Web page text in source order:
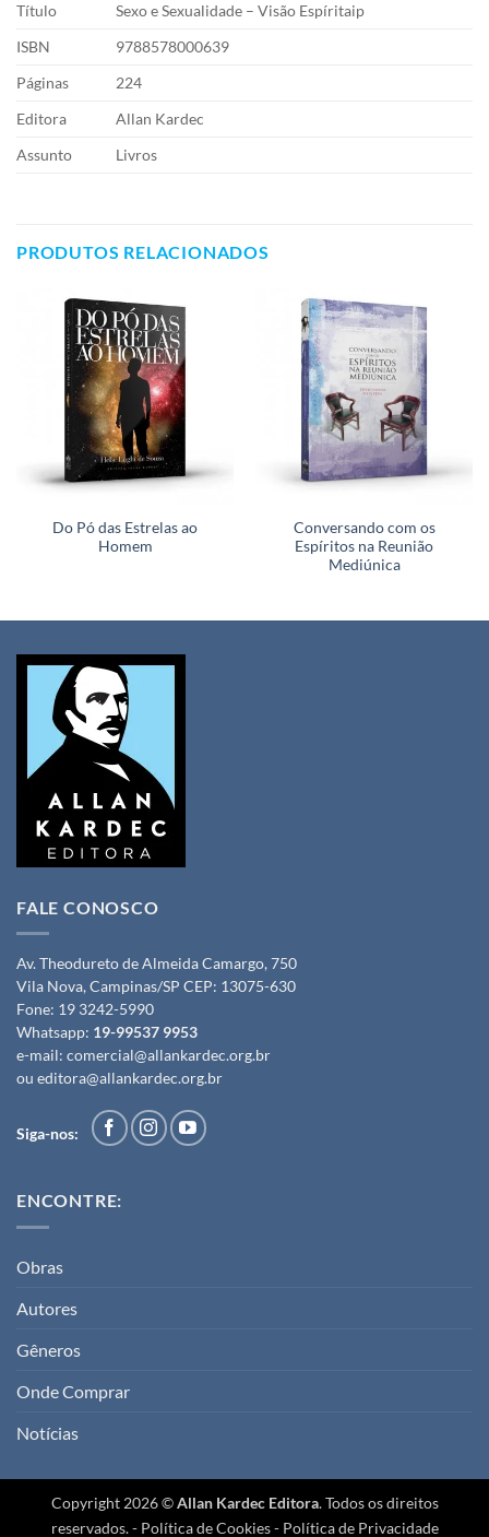
Título
Sexo e Sexualidade – Visão Espíritaip
ISBN
9788578000639
Páginas
224
Editora
Allan Kardec
Assunto
Livros
PRODUTOS RELACIONADOS
Do Pó das Estrelas ao
Homem
Conversando com os
Espíritos na Reunião
Mediúnica
FALE CONOSCO
Av. Theodureto de Almeida Camargo, 750
Vila Nova, Campinas/SP CEP: 13075-630
Fone: 19 3242-5990
Whatsapp: 19-99537 9953
e-mail: comercial@allankardec.org.br
ou editora@allankardec.org.br
Siga-nos:
ENCONTRE:
Obras
Autores
Gêneros
Onde Comprar
Notícias
Copyright 2026 ©Allan Kardec Editora. Todos os direitos
reservados. - Política de Cookies- Política de Privacidade